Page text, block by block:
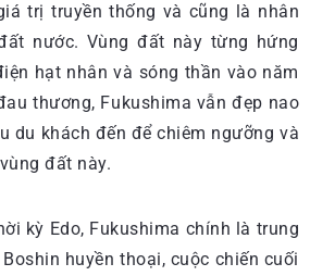
trị truyền thống và cũng là nhân
nước. Vùng đất này từng hứng
hạt nhân và sóng thần vào năm
thương, Fukushima vẫn đẹp nao
du khách đến để chiêm ngưỡng và
đất này.
kỳ Edo, Fukushima chính là trung
huyền thoại, cuộc chiến cuối